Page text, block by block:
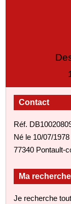
Contact
Réf.
Né le 10/07/1978
77340 Pontault-
Ma recherche
Je recherche